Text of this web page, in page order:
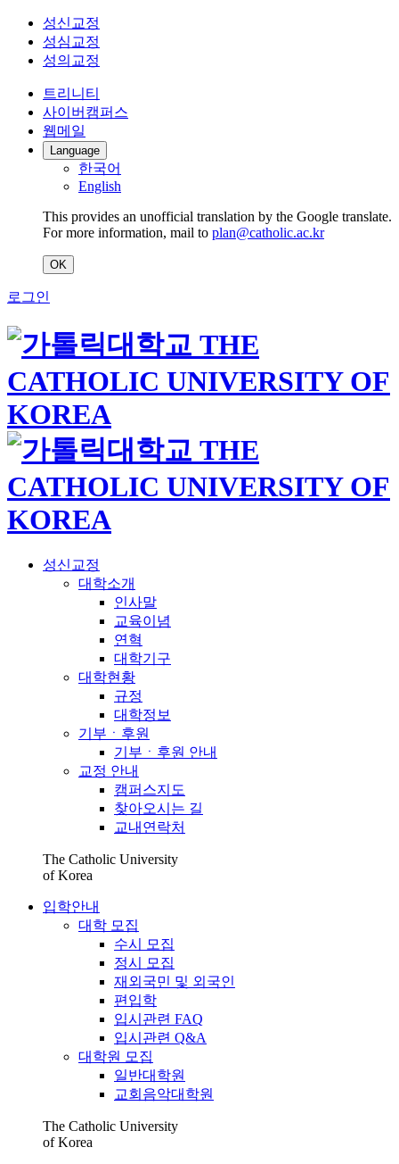
성신교정
성심교정
성의교정
트리니티
사이버캠퍼스
웹메일
Language
한국어
English
This provides an unofficial translation by the Google translate.
For more information, mail to plan@catholic.ac.kr
OK
로그인
성신교정
대학소개
인사말
교육이념
연혁
대학기구
대학현황
규정
대학정보
기부ㆍ후원
기부ㆍ후원 안내
교정 안내
캠퍼스지도
찾아오시는 길
교내연락처
The Catholic University
of Korea
입학안내
대학 모집
수시 모집
정시 모집
재외국민 및 외국인
편입학
입시관련 FAQ
입시관련 Q&A
대학원 모집
일반대학원
교회음악대학원
The Catholic University
of Korea